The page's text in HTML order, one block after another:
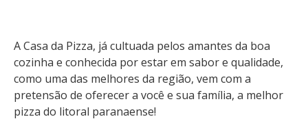
A Casa da Pizza, já cultuada pelos amantes da boa
cozinha e conhecida por estar em sabor e qualidade,
como uma das melhores da região, vem com a
pretensão de oferecer a você e sua família, a melhor
pizza do litoral paranaense!